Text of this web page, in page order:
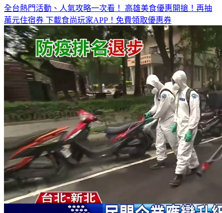
全台熱門活動、人氣攻略一次看！ 高雄美食優惠開搶！再抽
萬元住宿券 下載食尚玩家APP！免費領取優惠券